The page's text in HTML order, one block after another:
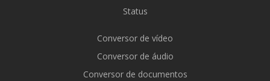
Status
Conversor de vídeo
Conversor de áudio
Conversor de documentos